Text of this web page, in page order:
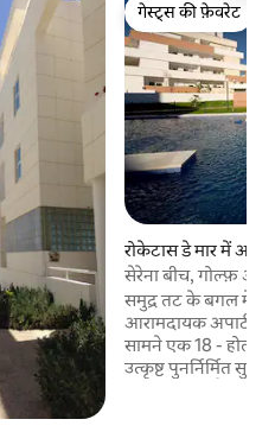
गेस्ट्स की फ़ेवरेट
गेस्ट्स की फ़ेवरेट
रोकेटास डे मार में
सेरेना बीच, गोल्फ़ और
समुद्र तट के बगल में
आरामदायक
सामने एक 18 - होल
उत्कृष्ट पुनर्निर्मित